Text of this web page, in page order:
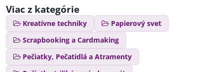
Viac z kategórie
Kreatívne techniky
Papierový svet
Scrapbooking a Cardmaking
Pečiatky, Pečatidlá a Atramenty